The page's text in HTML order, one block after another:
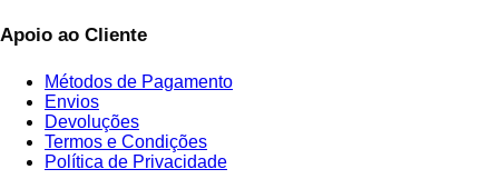
Apoio ao Cliente
Métodos de Pagamento
Envios
Devoluções
Termos e Condições
Política de Privacidade